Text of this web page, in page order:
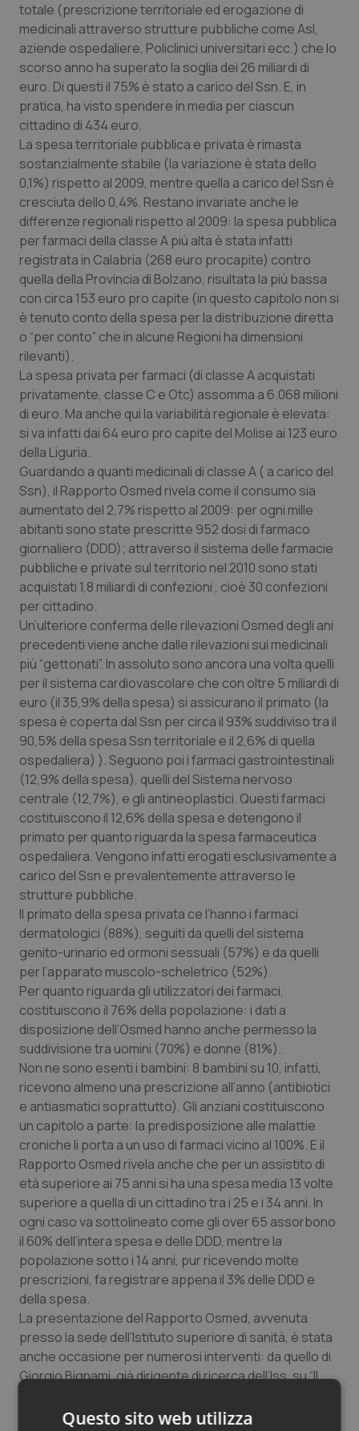
Piemonte
Provincia Autonoma di Bolzano
Provincia Autonoma di Trento
Puglia
Sardegna
Sicilia
Toscana
Umbria
Valle D’Aosta
Veneto
HIV
Infezioni & Febbre
Ipertensione & Scompenso
Malattie rare
Malattia di Crohn & Rettocolite Ulcerosa
Neuroscienze & patologie neurodegenerative
Obesità
Oftalmologia
Oncodermatologia
Oncoematologia
Oncologia & Nutrizione
Psoriasi & pelle
Quotidiano Cardiologia
Quotidiano Chirurgia
Quotidiano Oncologia
Quotidiano Pediatria
Rene & patologie urogenitali
Salute orale & impianti
Sangue & coagulazione
Tiroide
Tumore al seno
Tumore ovarico
Tumori del Polmone & Testa Collo
Tumori gastrointestinali
Ulcera & Reflusso
Vaccini
totale (prescrizione territoriale ed erogazione di
medicinali attraverso strutture pubbliche come Asl,
aziende ospedaliere, Policlinici universitari ecc.) che lo
scorso anno ha superato la soglia dei 26 miliardi di
euro. Di questi il 75% è stato a carico del Ssn. E, in
pratica, ha visto spendere in media per ciascun
cittadino di 434 euro.
La spesa territoriale pubblica e privata è rimasta
sostanzialmente stabile (la variazione è stata dello
0,1%) rispetto al 2009, mentre quella a carico del Ssn è
cresciuta dello 0,4%. Restano invariate anche le
differenze regionali rispetto al 2009: la spesa pubblica
per farmaci della classe A più alta è stata infatti
registrata in Calabria (268 euro procapite) contro
quella della Provincia di Bolzano, risultata la più bassa
con circa 153 euro pro capite (in questo capitolo non si
è tenuto conto della spesa per la distribuzione diretta
o “per conto” che in alcune Regioni ha dimensioni
rilevanti).
La spesa privata per farmaci (di classe A acquistati
privatamente, classe C e Otc) assomma a 6.068 milioni
di euro. Ma anche qui la variabilità regionale è elevata:
si va infatti dai 64 euro pro capite del Molise ai 123 euro
della Liguria.
Guardando a quanti medicinali di classe A ( a carico del
Ssn), il Rapporto Osmed rivela come il consumo sia
aumentato del 2,7% rispetto al 2009: per ogni mille
abitanti sono state prescritte 952 dosi di farmaco
giornaliero (DDD); attraverso il sistema delle farmacie
pubbliche e private sul territorio nel 2010 sono stati
acquistati 1,8 miliardi di confezioni , cioè 30 confezioni
per cittadino.
Un’ulteriore conferma delle rilevazioni Osmed degli ani
precedenti viene anche dalle rilevazioni sui medicinali
più “gettonati”. In assoluto sono ancora una volta quelli
per il sistema cardiovascolare che con oltre 5 miliardi di
euro (il 35,9% della spesa) si assicurano il primato (la
spesa è coperta dal Ssn per circa il 93% suddiviso tra il
90,5% della spesa Ssn territoriale e il 2,6% di quella
ospedaliera) ). Seguono poi i farmaci gastrointestinali
(12,9% della spesa), quelli del Sistema nervoso
centrale (12,7%), e gli antineoplastici. Questi farmaci
costituiscono il 12,6% della spesa e detengono il
primato per quanto riguarda la spesa farmaceutica
ospedaliera. Vengono infatti erogati esclusivamente a
carico del Ssn e prevalentemente attraverso le
strutture pubbliche.
Il primato della spesa privata ce l’hanno i farmaci
dermatologici (88%), seguiti da quelli del sistema
genito-urinario ed ormoni sessuali (57%) e da quelli
per l’apparato muscolo-scheletrico (52%).
Per quanto riguarda gli utilizzatori dei farmaci,
costituiscono il 76% della popolazione: i dati a
disposizione dell’Osmed hanno anche permesso la
suddivisione tra uomini (70%) e donne (81%).
Non ne sono esenti i bambini: 8 bambini su 10, infatti,
ricevono almeno una prescrizione all’anno (antibiotici
e antiasmatici soprattutto). Gli anziani costituiscono
un capitolo a parte: la predisposizione alle malattie
croniche li porta a un uso di farmaci vicino al 100%. E il
Rapporto Osmed rivela anche che per un assistito di
età superiore ai 75 anni si ha una spesa media 13 volte
superiore a quella di un cittadino tra i 25 e i 34 anni. In
ogni caso va sottolineato come gli over 65 assorbono
il 60% dell’intera spesa e delle DDD, mentre la
popolazione sotto i 14 anni, pur ricevendo molte
prescrizioni, fa registrare appena il 3% delle DDD e
della spesa.
La presentazione del Rapporto Osmed, avvenuta
presso la sede dell’Istituto superiore di sanità, è stata
anche occasione per numerosi interventi: da quello di
Giorgio Bignami, già dirigente di ricerca dell’Iss, su “Il
Brignoli, della Simmg, sui nuovi strumenti a disposizione
Questo sito web utilizza